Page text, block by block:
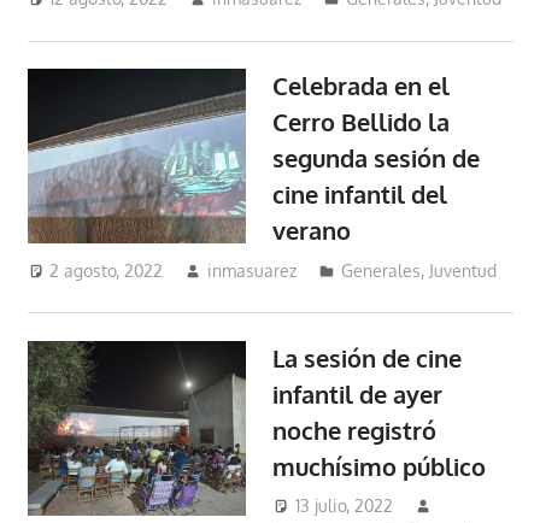
Celebrada en el
Cerro Bellido la
segunda sesión de
cine infantil del
verano
2 agosto, 2022 inmasuarez Generales, Juventud
La sesión de cine
infantil de ayer
noche registró
muchísimo público
13 julio, 2022